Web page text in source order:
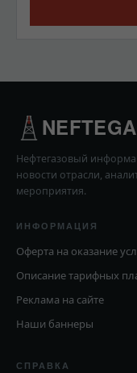
Нефтегазовый
новости отрасли,
мероприятия.
ИНФОРМАЦИЯ
Оферта на оказание
Описание тарифных
Реклама на сайте
Наши баннеры
СПРАВКА